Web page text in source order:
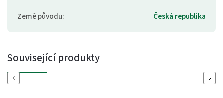
Země původu: Česká republika
Související produkty
Previous Next